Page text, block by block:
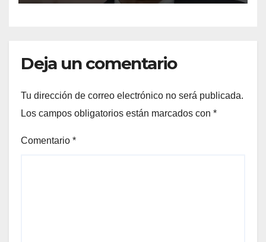
Deja un comentario
Tu dirección de correo electrónico no será publicada.
Los campos obligatorios están marcados con *
Comentario *